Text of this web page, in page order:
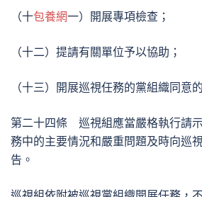
（十包養網一）開展專項檢查；
（十二）提請有關單位予以協助；
（十三）開展巡視任務的黨組織同意
第二十四條 巡視組應當嚴格執行請
務中的主要情況和嚴重問題及時向巡
告。